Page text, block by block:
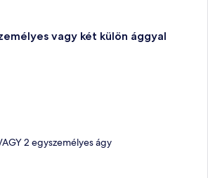
vagy két külön ággyal
2 egyszemélyes ágy